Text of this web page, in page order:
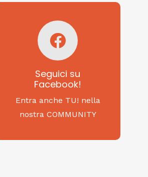
Seguici su
Facebook!
Entra anche TU! nella
nostra COMMUNITY
Seguici su
Facebook!
SAGRITALY
Feste, cibi e tradizioni
da Nord a Sud...